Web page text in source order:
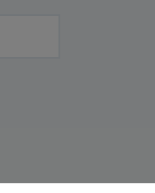
с. Марково